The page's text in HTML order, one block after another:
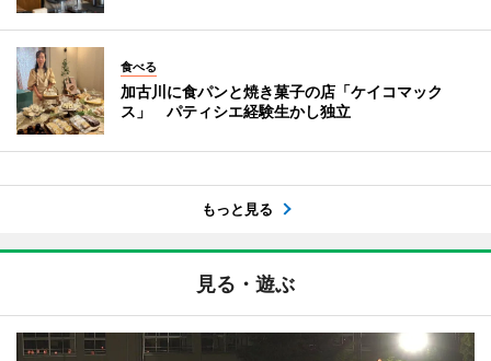
食べる
加古川に食パンと焼き菓子の店「ケイコマック
ス」 パティシエ経験生かし独立
もっと見る
見る・遊ぶ